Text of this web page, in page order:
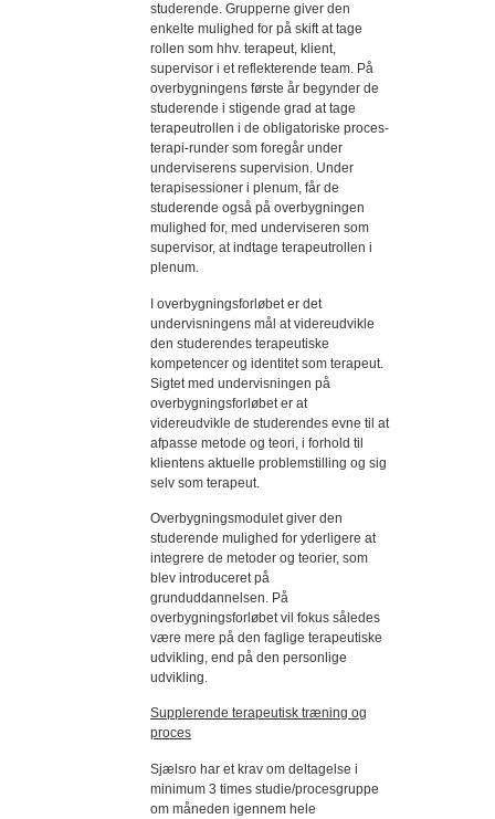
studerende. Grupperne giver den
enkelte mulighed for på skift at tage
rollen som hhv. terapeut, klient,
supervisor i et reflekterende team. På
overbygningens første år begynder de
studerende i stigende grad at tage
terapeutrollen i de obligatoriske proces-
terapi-runder som foregår under
underviserens supervision. Under
terapisessioner i plenum, får de
studerende også på overbygningen
mulighed for, med underviseren som
supervisor, at indtage terapeutrollen i
plenum.
I overbygningsforløbet er det
undervisningens mål at videreudvikle
den studerendes terapeutiske
kompetencer og identitet som terapeut.
Sigtet med undervisningen på
overbygningsforløbet er at
videreudvikle de studerendes evne til at
afpasse metode og teori, i forhold til
klientens aktuelle problemstilling og sig
selv som terapeut.
Overbygningsmodulet giver den
studerende mulighed for yderligere at
integrere de metoder og teorier, som
blev introduceret på
grunduddannelsen. På
overbygningsforløbet vil fokus således
være mere på den faglige terapeutiske
udvikling, end på den personlige
udvikling.
Supplerende terapeutisk træning og
proces
Sjælsro har et krav om deltagelse i
minimum 3 times studie/procesgruppe
om måneden igennem hele